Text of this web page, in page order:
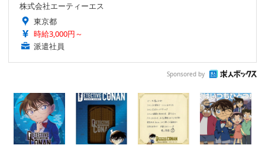
株式会社エーティーエス
東京都
時給3,000円～
派遣社員
Sponsored by